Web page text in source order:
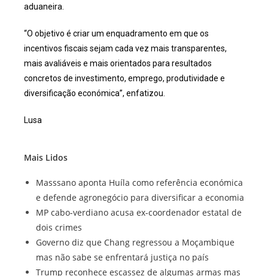
aduaneira.
“O objetivo é criar um enquadramento em que os
incentivos fiscais sejam cada vez mais transparentes,
mais avaliáveis e mais orientados para resultados
concretos de investimento, emprego, produtividade e
diversificação económica”, enfatizou.
Lusa
Mais Lidos
Masssano aponta Huíla como referência económica
e defende agronegócio para diversificar a economia
MP cabo-verdiano acusa ex-coordenador estatal de
dois crimes
Governo diz que Chang regressou a Moçambique
mas não sabe se enfrentará justiça no país
Trump reconhece escassez de algumas armas mas